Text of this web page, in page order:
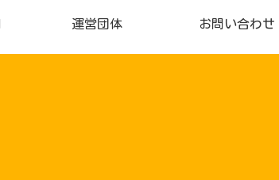
運営団体 お問い合わせ